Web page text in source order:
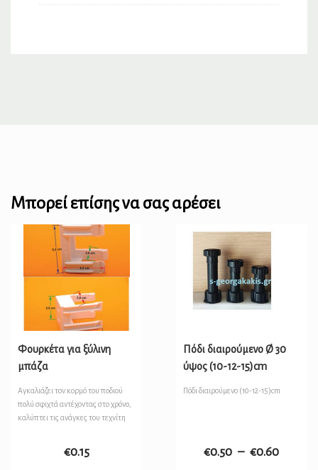
Μπορεί επίσης να σας αρέσει
Φουρκέτα για ξύλινη
μπάζα
Αγκαλιάζει τον κορμό του ποδιού
πολύ σφιχτά αντέχοντας στο χρόνο,
καλύπτει τις ανάγκες του τεχνίτη
€0.15
Πόδι διαιρούμενo Ø 30
ύψος (10-12-15)cm
Πόδι διαιρούμενο (10-12-15)cm
€0.50 – €0.60